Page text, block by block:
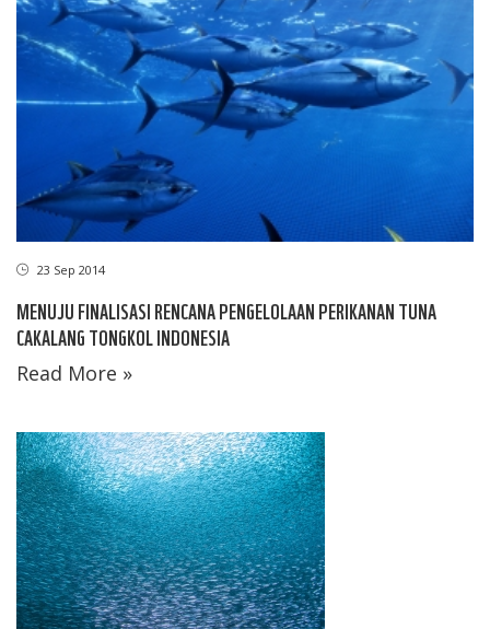
23 Sep 2014
MENUJU FINALISASI RENCANA PENGELOLAAN PERIKANAN TUNA
CAKALANG TONGKOL INDONESIA
Read More »